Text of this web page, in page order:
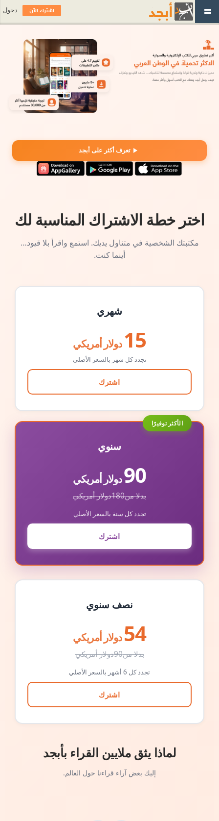
تعرف أكثر على أبجد
اختر خطة الاشتراك المناسبة لك
مكتبتك الشخصية في متناول يديك. استمع واقرأ بلا قيود…
أينما كنت.
شهري
15 دولار أمريكي
تجدد كل شهر بالسعر الأصلي
اشترك
الأكثر توفيرًا
سنوي
90دولار أمريكي
بدلا من180دولار أمريكي
تجدد كل سنة بالسعر الأصلي
اشترك
نصف سنوي
54 دولار أمريكي
بدلا من90دولار أمريكي
تجدد كل 6 أشهر بالسعر الأصلي
اشترك
لماذا يثق ملايين القراء بأبجد
إليك بعض آراء قراءنا حول العالم.
اشترك الآن دخول